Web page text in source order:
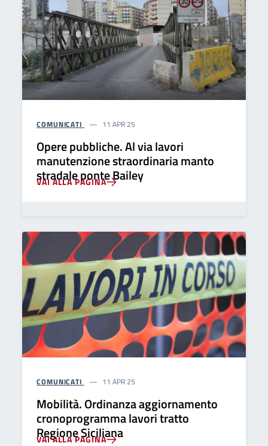
COMUNICATI 11 APR 25
Opere pubbliche. Al via lavori
manutenzione straordinaria manto
stradale ponte Bailey
VAI ALLA PAGINA
COMUNICATI 11 APR 25
Mobilità. Ordinanza aggiornamento
cronoprogramma lavori tratto
Regione Siciliana
VAI ALLA PAGINA